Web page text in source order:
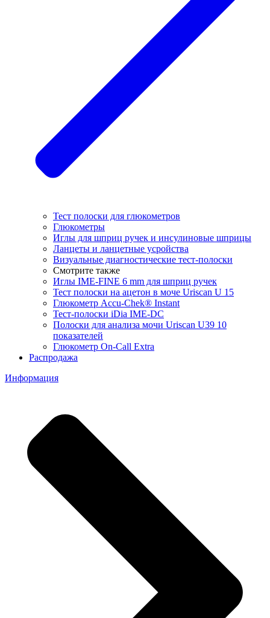
Тест полоски для глюкометров
Глюкометры
Иглы для шприц ручек и инсулиновые шприцы
Ланцеты и ланцетные усройства
Визуальные диагностические тест-полоски
Смотрите также
Иглы IME-FINE 6 mm для шприц ручек
Тест полоски на ацетон в моче Uriscan U 15
Глюкометр Accu-Chek® Instant
Тест-полоски iDia IME-DC
Полоски для анализа мочи Uriscan U39 10
показателей
Глюкометр On-Call Extra
Распродажа
Информация